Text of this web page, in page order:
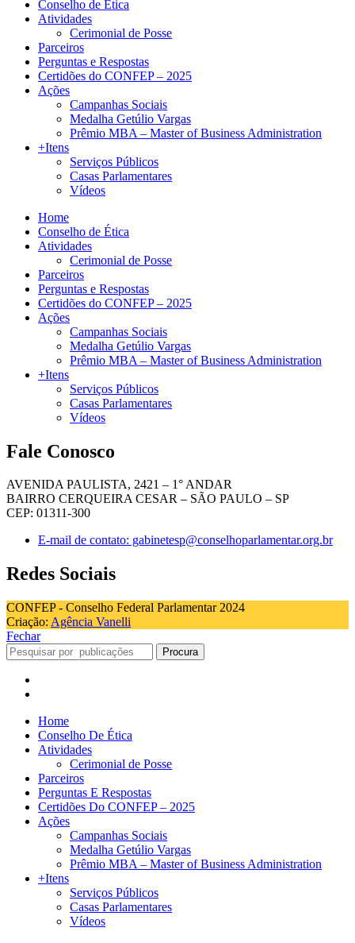
Conselho de Ética
Atividades
Cerimonial de Posse
Parceiros
Perguntas e Respostas
Certidões do CONFEP – 2025
Ações
Campanhas Sociais
Medalha Getúlio Vargas
Prêmio MBA – Master of Business Administration
+Itens
Serviços Públicos
Casas Parlamentares
Vídeos
Home
Conselho de Ética
Atividades
Cerimonial de Posse
Parceiros
Perguntas e Respostas
Certidões do CONFEP – 2025
Ações
Campanhas Sociais
Medalha Getúlio Vargas
Prêmio MBA – Master of Business Administration
+Itens
Serviços Públicos
Casas Parlamentares
Vídeos
Fale Conosco
AVENIDA PAULISTA, 2421 – 1° ANDAR
BAIRRO CERQUEIRA CESAR – SÃO PAULO – SP
CEP: 01311-300
E-mail de contato: gabinetesp@conselhoparlamentar.org.br
Redes Sociais
CONFEP - Conselho Federal Parlamentar 2024
Criação: Agência Vanelli
Fechar
Procura
Home
Conselho De Ética
Atividades
Cerimonial de Posse
Parceiros
Perguntas E Respostas
Certidões Do CONFEP – 2025
Ações
Campanhas Sociais
Medalha Getúlio Vargas
Prêmio MBA – Master of Business Administration
+Itens
Serviços Públicos
Casas Parlamentares
Vídeos